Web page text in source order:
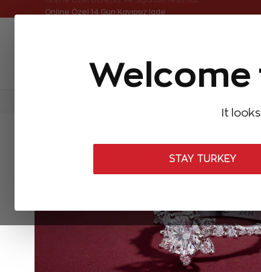
Welcome
It
STAY TURKEY
Online Özel Ücretsiz ve Sigortalı Teslimat
Aynı Gün Kargo Çok